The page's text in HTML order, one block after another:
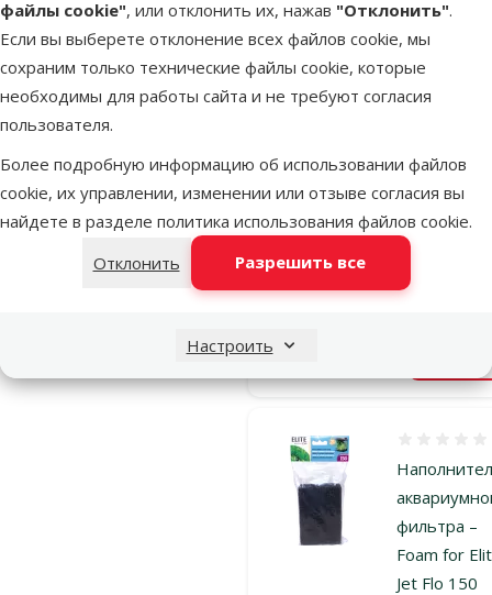
файлы cookie", или отклонить их, нажав "Отклонить".
Если вы выберете отклонение всех файлов cookie, мы
сохраним только технические файлы cookie, которые
необходимы для работы сайта и не требуют согласия
пользователя.
Более подробную информацию об использовании файлов
cookie, их управлении, изменении или отзыве согласия вы
найдете в разделе политика использования файлов cookie.
Отклонить
Разрешить все
Настроить
В наличии
фильтра –
Foam for
Jet Flo 100
Цена
2,99 €
В наличии В
фильтра –
Foam for
Jet Flo 150